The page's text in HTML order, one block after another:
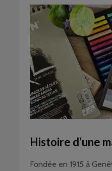
Histoire d’une
Fondée en 1915 à